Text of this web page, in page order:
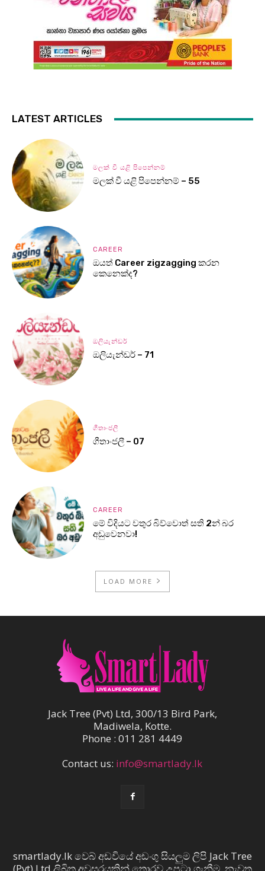
LATEST ARTICLES
මලක් වී යළි පිපෙන්නම්
මලක් වී යළි පිපෙන්නම් – 55
CAREER
ඔයත් Career zigzagging කරන
කෙනෙක්ද?
ඔලියැන්ඩර්
ඔලියැන්ඩර් – 71
ගීතාංජලී
ගීතාංජලී – 07
CAREER
මේ විදියට වතුර බිව්වොත් සති 2න් බර
අඩුවෙනවා!
LOAD MORE
Jack Tree (Pvt) Ltd, 300/13 Bird Park,
Madiwela, Kotte.
Phone : 011 281 4449
Contact us: info@smartlady.lk
smartlady.lk වෙබ් අඩවියේ අඩංගු සියලුම ලිපි Jack Tree